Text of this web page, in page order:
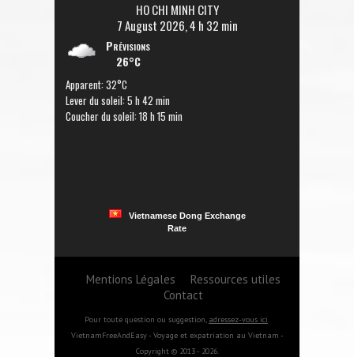
HO CHI MINH CITY
7 August 2026, 4 h 32 min
Prévisions
26°C
Apparent: 32°C
Lever du soleil: 5 h 42 min
Coucher du soleil: 18 h 15 min
Vietnamese Dong Exchange
Rate
Mentions Légales
Ressources utiles
Contact
Pour toute question ou suggestion, adressez-vous ici.
VietnamFreeAndEasy - Voyage et expatriation au Vietnam -
Copyright © 2013 - 2026.